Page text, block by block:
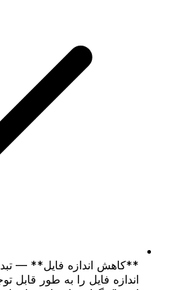
**کاهش اندازه فایل** —
اندازه فایل را به طور قابل